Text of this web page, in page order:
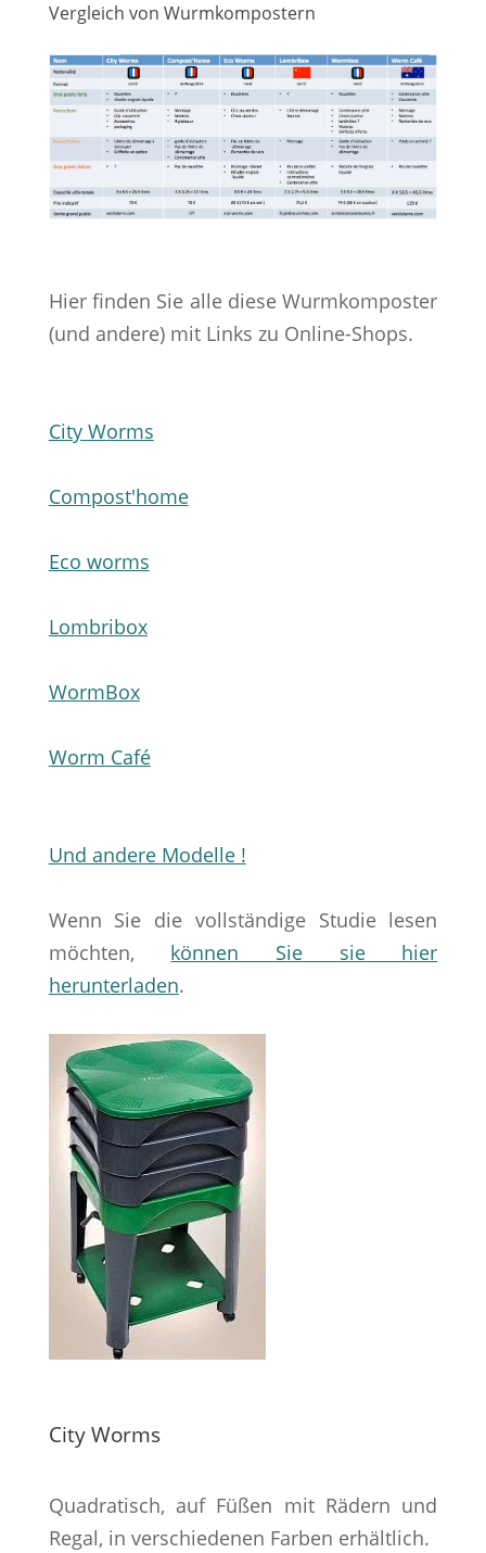
Vergleich von Wurmkompostern
Hier finden Sie alle diese Wurmkomposter
(und andere) mit Links zu Online-Shops.
City Worms
Compost'home
Eco worms
Lombribox
WormBox
Worm Café
Und andere Modelle !
Wenn Sie die vollständige Studie lesen
möchten, können Sie sie hier
herunterladen.
City Worms
Quadratisch, auf Füßen mit Rädern und
Regal, in verschiedenen Farben erhältlich.